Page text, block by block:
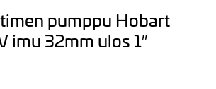
pumppu Hobart
imu 32mm ulos 1″